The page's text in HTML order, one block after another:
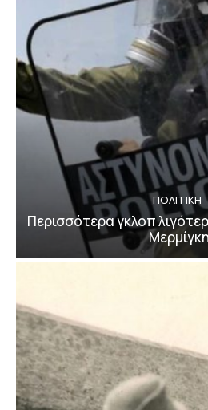
ΠΟΛΙΤΙΚΗ
Περισσότερα γκλοπ
Μερμίγκη